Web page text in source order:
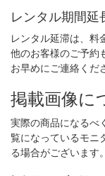
レンタル期間延
レンタル延滞は、料
他のお客様のご予約
お早めにご連絡くだ
掲載画像に
実際の商品になるべ
覧になっているモニ
る場合がございます